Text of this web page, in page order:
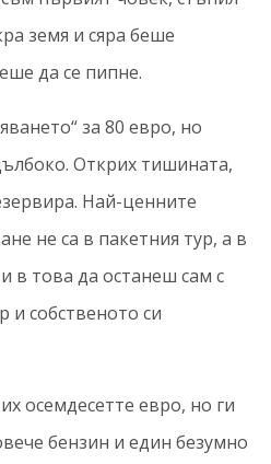
земя и сяра беше
да се пипне.
за 80 евро, но
Открих тишината,
Най-ценните
не са в пакетния тур, а в
в това да останеш сам с
и собственото си
осемдесетте евро, но ги
бензин и един безумно